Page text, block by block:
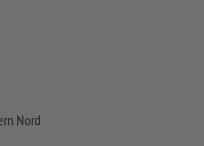
Nord